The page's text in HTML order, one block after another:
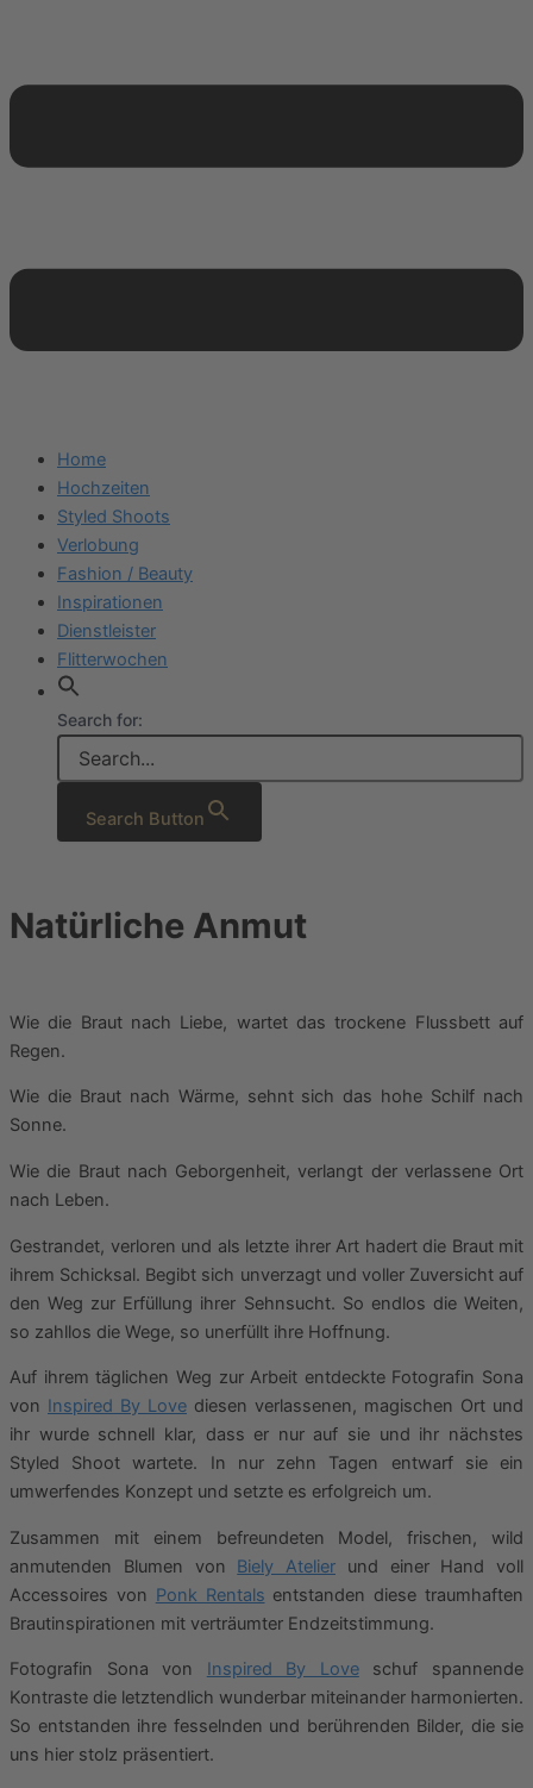
Home
Hochzeiten
Styled Shoots
Verlobung
Fashion / Beauty
Inspirationen
Dienstleister
Flitterwochen
Search for:
Search Button
Natürliche Anmut
Wie die Braut nach Liebe, wartet das trockene Flussbett auf
Regen.
Wie die Braut nach Wärme, sehnt sich das hohe Schilf nach
Sonne.
Wie die Braut nach Geborgenheit, verlangt der verlassene Ort
nach Leben.
Gestrandet, verloren und als letzte ihrer Art hadert die Braut mit
ihrem Schicksal. Begibt sich unverzagt und voller Zuversicht auf
den Weg zur Erfüllung ihrer Sehnsucht. So endlos die Weiten,
so zahllos die Wege, so unerfüllt ihre Hoffnung.
Auf ihrem täglichen Weg zur Arbeit entdeckte Fotografin Sona
von Inspired By Love diesen verlassenen, magischen Ort und
ihr wurde schnell klar, dass er nur auf sie und ihr nächstes
Styled Shoot wartete. In nur zehn Tagen entwarf sie ein
umwerfendes Konzept und setzte es erfolgreich um.
Zusammen mit einem befreundeten Model, frischen, wild
anmutenden Blumen von Biely Atelier und einer Hand voll
Accessoires von Ponk Rentals entstanden diese traumhaften
Brautinspirationen mit verträumter Endzeitstimmung.
Fotografin Sona von Inspired By Loveschuf spannende
Kontraste die letztendlich wunderbar miteinander harmonierten.
So entstanden ihre fesselnden und berührenden Bilder, die sie
uns hier stolz präsentiert.